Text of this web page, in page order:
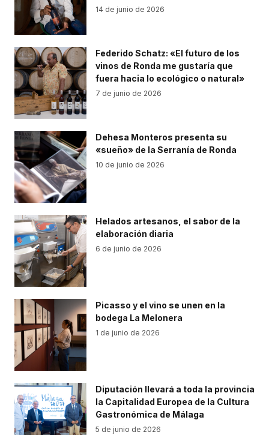
14 de junio de 2026
Federido Schatz: «El futuro de los
vinos de Ronda me gustaría que
fuera hacia lo ecológico o natural»
7 de junio de 2026
Dehesa Monteros presenta su
«sueño» de la Serranía de Ronda
10 de junio de 2026
Helados artesanos, el sabor de la
elaboración diaria
6 de junio de 2026
Picasso y el vino se unen en la
bodega La Melonera
1 de junio de 2026
Diputación llevará a toda la provincia
la Capitalidad Europea de la Cultura
Gastronómica de Málaga
5 de junio de 2026